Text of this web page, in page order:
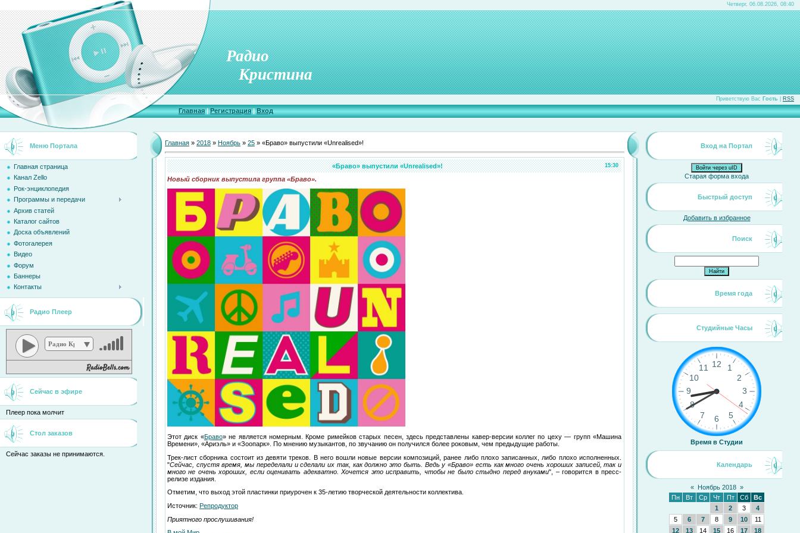
Четверг, 06.08.2026, 08:40
Радио
Кристина
Приветствую Вас Гость RSS
Главная|Регистрация|Вход
Меню Портала
Главная страница
Канал Zello
Рок-энциклопедия
Программы и передачи
Архив статей
Каталог сайтов
Доска объявлений
Фотогалерея
Видео
Форум
Баннеры
Контакты
Радио Плеер
Радио Кристина
Сейчас в эфире
Плеер пока молчит
Стол заказов
Сейчас заказы не принимаются.
Главная » 2018 » Ноябрь » 25 » «Браво» выпустили «Unrealised»!
15:30
«Браво» выпустили «Unrealised»!
Новый сборник выпустила группа «Браво».
Этот диск «Браво» не является номерным. Кроме римейков старых песен, здесь представлены кавер-версии коллег по цеху — групп «Машина
Времени», «Ариэль» и «Зоопарк». По мнению музыкантов, по звучанию он получился более роковым, чем предыдущие работы.
Трек-лист сборника состоит из девяти треков. В него вошли новые версии композиций, ранее либо плохо записанных, либо плохо исполненных.
"Сейчас, спустя время, мы переделали и сделали их так, как должно это быть. Ведь у «Браво» есть как много очень хороших записей, так и
много не очень хороших, если оценивать адекватно. Хочется это исправить, чтобы не было стыдно перед внуками", – говорится в пресс-
релизе издания.
Отметим, что выход этой пластинки приурочен к 35-летию творческой деятельности коллектива.
Источник: Репродуктор
Приятного прослушивания!
Вход на Портал
Войти через uID
Старая форма входа
Быстрый доступ
Добавить в избранное
Поиск
Время года
Студийные Часы
Время в Студии
Календарь
« Ноябрь 2018 »
Пн
Вт Ср Чт Пт Сб
Вс
1
2 3
4
5
6 7 8 9 10
11
12
13 14 15 16 17
18